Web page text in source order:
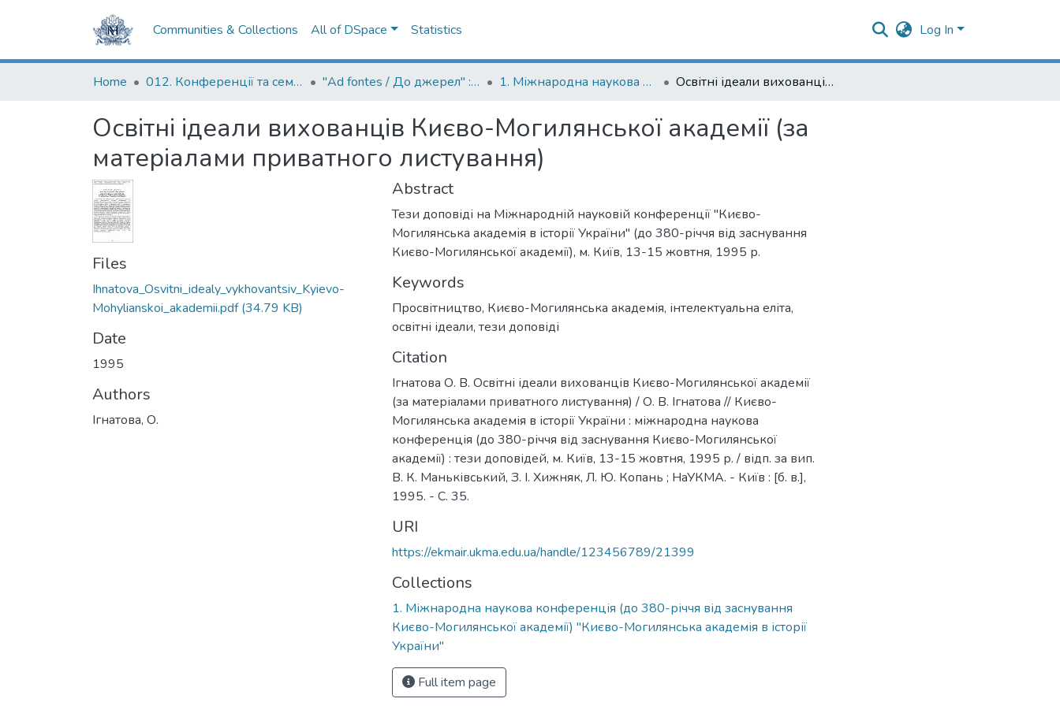
Communities & Collections All of DSpace Statistics Log In
Home 012. Конференції та семінари НаУКМА "Ad fontes / До джерел" : матеріали конференцій до ювілейних дат Києво-Могилянської академії 1. Міжнародна наукова конференція (до 380-річчя від заснування Києво-Могилянської академії) "Києво-Могилянська академія в історії України" Освітні ідеали вихованців Києво-Могилянської академії (за матеріалами приватного листування)
Освітні ідеали вихованців Києво-Могилянської академії (за
матеріалами приватного листування)
Files
Ihnatova_Osvitni_idealy_vykhovantsiv_Kyievo-
Mohylianskoi_akademii.pdf(34.79 KB)
Date
1995
Authors
Ігнатова, О.
Abstract
Тези доповіді на Міжнародній науковій конференції "Києво-
Могилянська академія в історії України" (до 380-річчя від заснування
Києво-Могилянської академії), м. Київ, 13-15 жовтня, 1995 р.
Keywords
Просвітництво, Києво-Могилянська академія, інтелектуальна еліта,
освітні ідеали, тези доповіді
Citation
Ігнатова О. В. Освітні ідеали вихованців Києво-Могилянської академії
(за матеріалами приватного листування) / О. В. Ігнатова // Києво-
Могилянська академія в історії України : міжнародна наукова
конференція (до 380-річчя від заснування Києво-Могилянської
академії) : тези доповідей, м. Київ, 13-15 жовтня, 1995 р. / відп. за вип.
В. К. Маньківський, З. І. Хижняк, Л. Ю. Копань ; НаУКМА. - Київ : [б. в.],
1995. - С. 35.
URI
https://ekmair.ukma.edu.ua/handle/123456789/21399
Collections
1. Міжнародна наукова конференція (до 380-річчя від заснування
Києво-Могилянської академії) "Києво-Могилянська академія в історії
України"
Full item page